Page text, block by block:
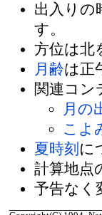
出入りの
す。
方位は北
月齢は正
関連コン
月の
こよ
夏時刻 に
計算地点
予告なく